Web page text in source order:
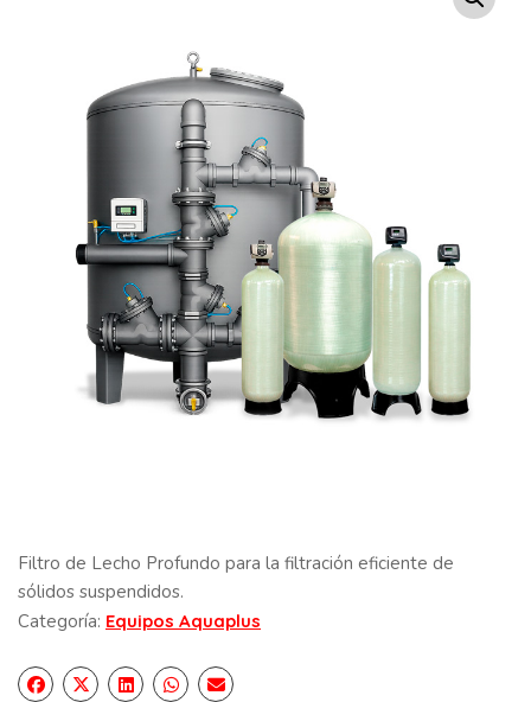
Filtro de Lecho Profundo para la filtración eficiente de
sólidos suspendidos.
Categoría: Equipos Aquaplus